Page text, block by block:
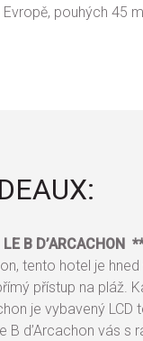
pouhých 45
LE B D’ARCACHON
tento hotel je
přístup na pláž.
je vybavený
B d’Arcachon vás s